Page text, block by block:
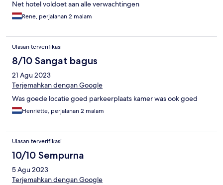
Net hotel voldoet aan alle verwachtingen
Rene, perjalanan 2 malam
Ulasan terverifikasi
8/10 Sangat bagus
21 Agu 2023
Terjemahkan dengan Google
Was goede locatie goed parkeerplaats kamer was ook goed
Henriëtte, perjalanan 2 malam
Ulasan terverifikasi
10/10 Sempurna
5 Agu 2023
Terjemahkan dengan Google